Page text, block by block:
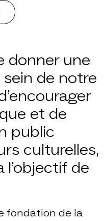
donner une
sein de notre
et de
public
culturelles,
de
fondation de la